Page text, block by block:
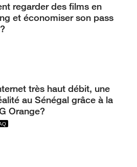
regarder des films en
et économiser son pass
très haut débit, une
au Sénégal grâce à la
Orange?